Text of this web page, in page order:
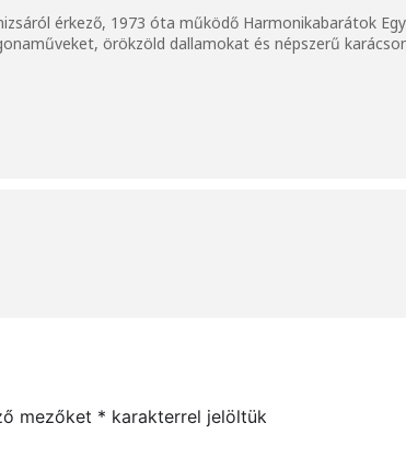
érkező, 1973 óta működő Harmonikabarátok
örökzöld dallamokat és népszerű
mezőket * karakterrel jelöltük